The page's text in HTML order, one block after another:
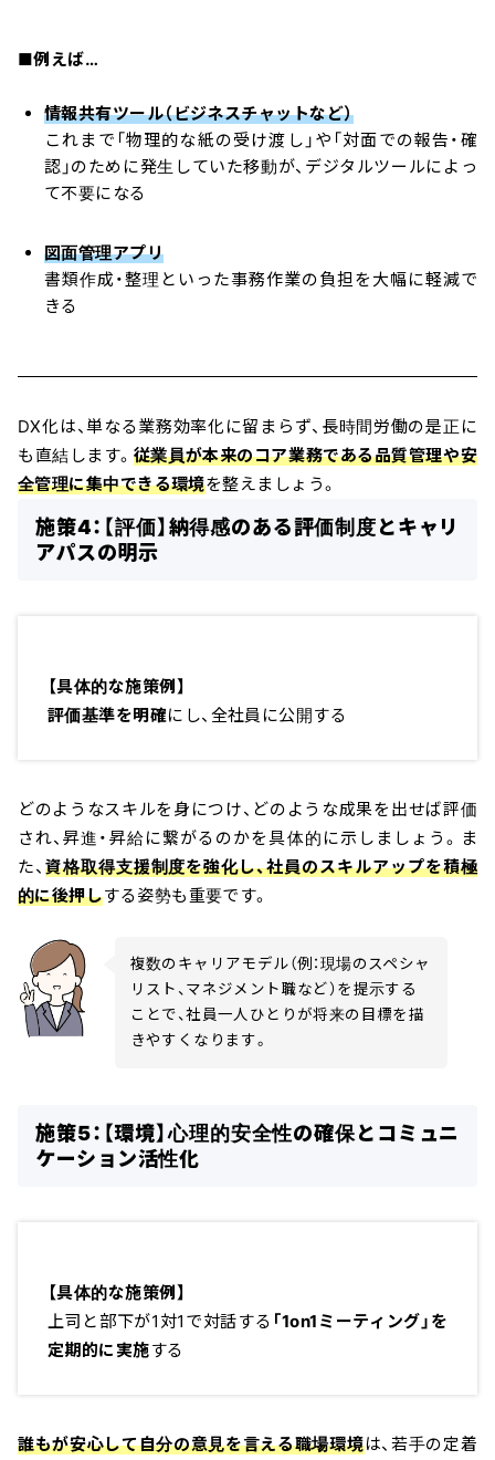
■例えば…
情報共有ツール（ビジネスチャットなど）
これまで「物理的な紙の受け渡し」や「対面での報告・確
認」のために発生していた移動が、デジタルツールによっ
て不要になる
図面管理アプリ
書類作成・整理といった事務作業の負担を大幅に軽減で
きる
DX化は、単なる業務効率化に留まらず、長時間労働の是正に
も直結します。 従業員が本来のコア業務である品質管理や安
全管理に集中できる環境を整えましょう。
施策4：【評価】納得感のある評価制度とキャリ
アパスの明示
【具体的な施策例】
評価基準を明確にし、全社員に公開する
どのようなスキルを身につけ、どのような成果を出せば評価
され、昇進・昇給に繋がるのかを具体的に示しましょう。ま
た、 資格取得支援制度を強化し、社員のスキルアップを積極
的に後押しする姿勢も重要です。
複数のキャリアモデル（例：現場のスペシャ
リスト、マネジメント職など）を提示する
ことで、社員一人ひとりが将来の目標を描
きやすくなります。
施策5：【環境】心理的安全性の確保とコミュニ
ケーション活性化
【具体的な施策例】
上司と部下が1対1で対話する 「1on1ミーティング」を
定期的に実施する
誰もが安心して自分の意見を言える職場環境は、若手の定着